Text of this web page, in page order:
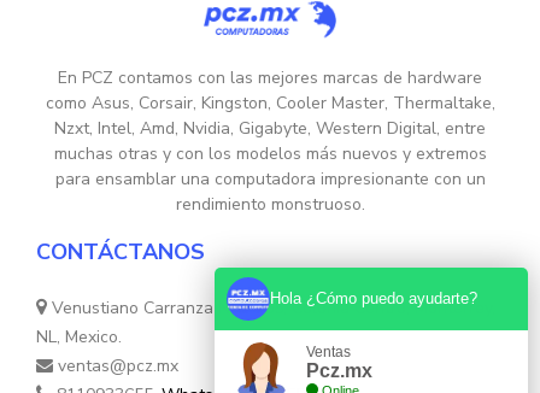
En PCZ contamos con las mejores marcas de hardware
como Asus, Corsair, Kingston, Cooler Master, Thermaltake,
Nzxt, Intel, Amd, Nvidia, Gigabyte, Western Digital, entre
muchas otras y con los modelos más nuevos y extremos
para ensamblar una computadora impresionante con un
rendimiento monstruoso.
CONTÁCTANOS
Venustiano Carranza Nte. 755, Colonia Centro, Monterrey,
NL, Mexico.
ventas@pcz.mx
Hola ¿Cómo puedo ayudarte?
Ventas
Pcz.mx